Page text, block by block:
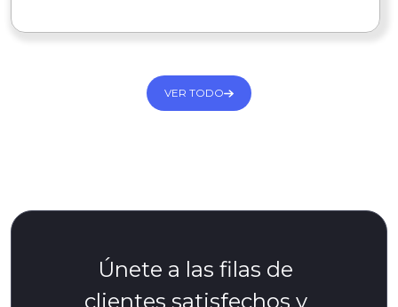
VER TODO
Únete a las filas de
clientes satisfechos y